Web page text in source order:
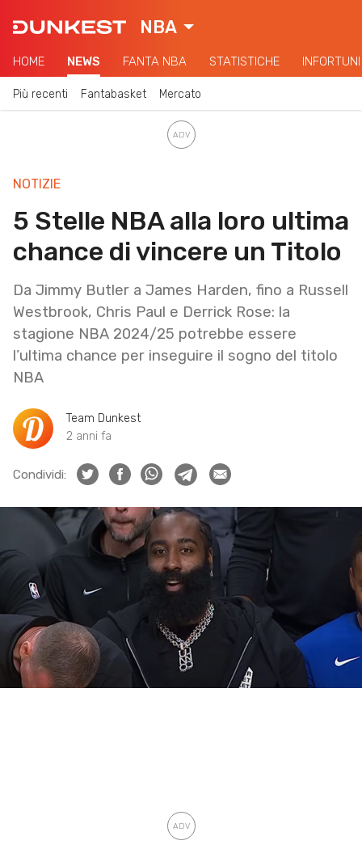
NBA
HOME NEWS FANTA NBA STATISTICHE INFORTUNI
Più recenti Fantabasket Mercato
NOTIZIE
5 Stelle NBA alla loro ultima
chance di vincere un Titolo
Da Jimmy Butler a James Harden, fino a Russell
Westbrook, Chris Paul e Derrick Rose: la
stagione NBA 2024/25 potrebbe essere
l’ultima chance per inseguire il sogno del titolo
NBA
Team Dunkest
2 anni fa
Condividi: